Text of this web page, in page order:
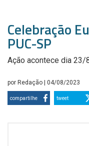
Celebração
PUC-SP
Ação acontece dia 23/
por Redação | 04/08/2023
compartilhe tweet